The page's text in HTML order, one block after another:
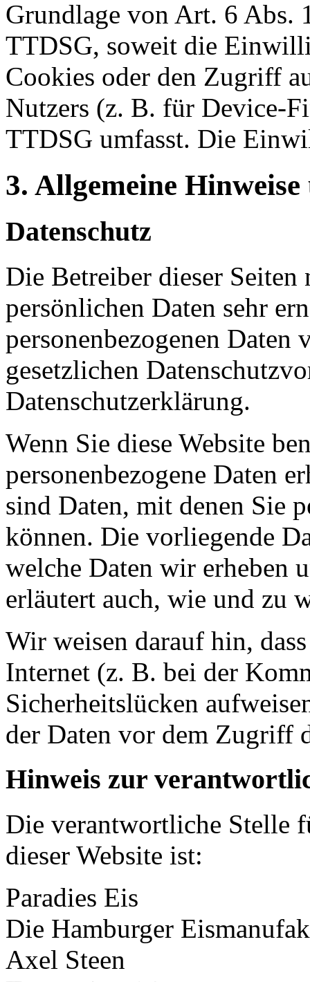
Grundlage von Art. 6 Abs.
TTDSG, soweit die
Cookies oder den Zugriff
Nutzers (z. B. für Device-
TTDSG umfasst. Die
3. Allgemeine
Datenschutz
Die Betreiber dieser Seiten
persönlichen Daten sehr
personenbezogenen Daten
gesetzlichen
Datenschutzerklärung.
Wenn Sie diese Website
personenbezogene Daten
sind Daten, mit denen Sie
können. Die vorliegende
welche Daten wir erheben
erläutert auch, wie und zu
Wir weisen darauf hin,
Internet (z. B. bei der
Sicherheitslücken
der Daten vor dem Zugriff
Hinweis zur
Die verantwortliche Stelle
dieser Website ist:
Paradies Eis
Die Hamburger
Axel Steen